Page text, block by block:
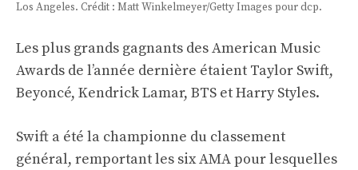
Los Angeles. Crédit : Matt Winkelmeyer/Getty Images pour dcp.
Les plus grands gagnants des American Music
Awards de l’année dernière étaient Taylor Swift,
Beyoncé, Kendrick Lamar, BTS et Harry Styles.
Swift a été la championne du classement
général, remportant les six AMA pour lesquelles